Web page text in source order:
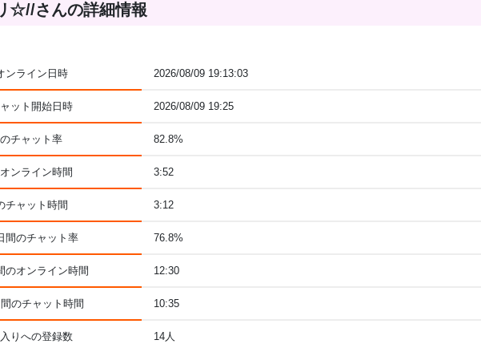
☆//さんの詳細情報
ンライン日時 2026/08/09 19:13:03
ット開始日時 2026/08/09 19:25
チャット率 82.8%
ンライン時間 3:52
チャット時間 3:12
間のチャット率 76.8%
のオンライン時間 12:30
のチャット時間 10:35
りへの登録数 14人